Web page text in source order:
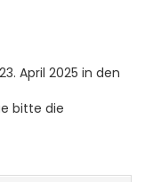
April 2025 in den
bitte die